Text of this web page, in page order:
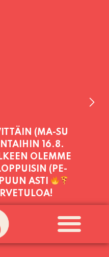
TÄNÄÄN:
- 21:00
(MA-SU
16.8.
OLEMME
(PE-
ASTI